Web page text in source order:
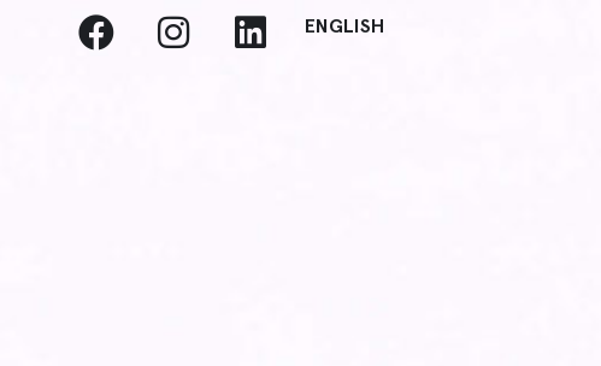
ENGLISH